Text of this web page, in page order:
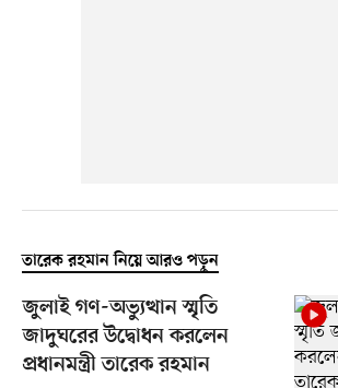
তারেক রহমান নিয়ে আরও পড়ুন
জুলাই গণ-অভ্যুত্থান স্মৃতি
জাদুঘরের উদ্বোধন করলেন
প্রধানমন্ত্রী তারেক রহমান